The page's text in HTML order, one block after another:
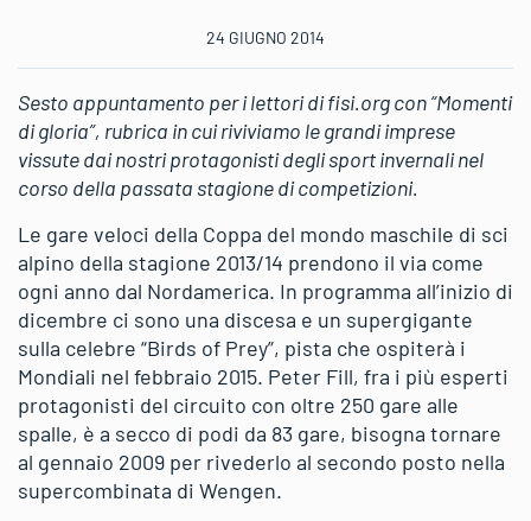
24 GIUGNO 2014
Sesto appuntamento per i lettori di fisi.org con “Momenti
di gloria”, rubrica in cui riviviamo le grandi imprese
vissute dai nostri protagonisti degli sport invernali nel
corso della passata stagione di competizioni.
Le gare veloci della Coppa del mondo maschile di sci
alpino della stagione 2013/14 prendono il via come
ogni anno dal Nordamerica. In programma all’inizio di
dicembre ci sono una discesa e un supergigante
sulla celebre “Birds of Prey”, pista che ospiterà i
Mondiali nel febbraio 2015. Peter Fill, fra i più esperti
protagonisti del circuito con oltre 250 gare alle
spalle, è a secco di podi da 83 gare, bisogna tornare
al gennaio 2009 per rivederlo al secondo posto nella
supercombinata di Wengen.